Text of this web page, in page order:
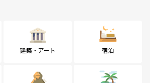
建築・アート 宿泊